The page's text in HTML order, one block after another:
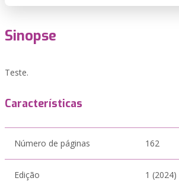
Sinopse
Teste.
Características
Número de páginas 162
Edição 1 (2024)